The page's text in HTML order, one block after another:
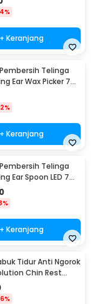
+ Keranjang
Telinga
Ear Wax Picker 7
+ Keranjang
Telinga
Ear Spoon LED 7
+ Keranjang
Tidur Anti Ngorok
Chin Rest
- 2107